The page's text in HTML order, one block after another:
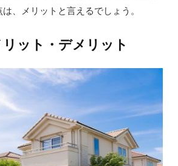
、メリットと言えるでしょう。
ット・デメリット